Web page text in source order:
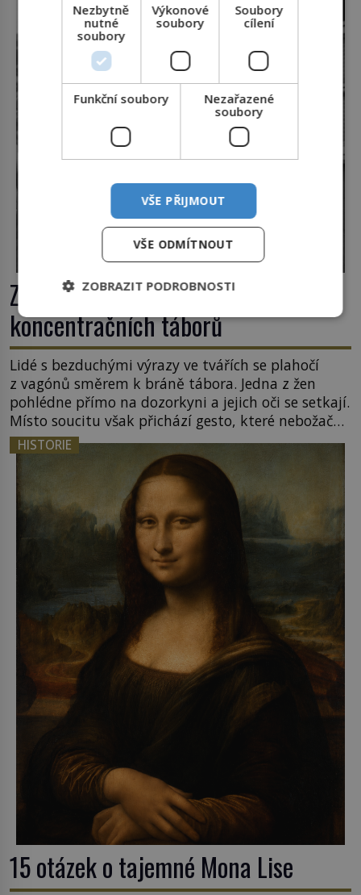
nejpodivnějších a zároveň nejkrutějších zvyků […]
Zlo v sukni. Tři nejhorší bachařky z
koncentračních táborů
Lidé s bezduchými výrazy ve tvářích se plahočí
z vagónů směrem k bráně tábora. Jedna z žen
pohlédne přímo na dozorkyni a jejich oči se setkají.
Místo soucitu však přichází gesto, které nebožačku
posílá rovnou do plynové komory. Jména jako
Rudolf Höss (1901–1947), Josef Mengele (1911–
1979) či Heinrich Himmler (1900–1945) zná každý,
o koho se historie jen otřela. Jenže […]
HISTORIE
15 otázek o tajemné Mona Lise
Nezbytně
nutné
soubory
Výkonové
soubory
Soubory
cílení
Funkční soubory
Nezařazené
soubory
VŠE PŘIJMOUT
VŠE ODMÍTNOUT
ZOBRAZIT PODROBNOSTI